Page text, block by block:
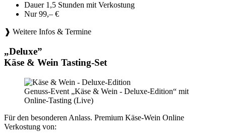
Dauer 1,5 Stunden mit Verkostung
Nur 99,– €
❱ Weitere Infos & Termine
„Deluxe”
Käse & Wein Tasting-Set
Genuss-Event „Käse & Wein - Deluxe-Edition“ mit
Online-Tasting (Live)
Für den besonderen Anlass. Premium Käse-Wein Online
Verkostung von: